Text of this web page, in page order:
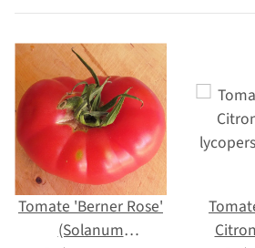
Tomate 'Berner Rose'
(Solanum